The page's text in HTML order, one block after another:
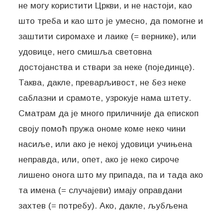
не могу користити Цркви, и не настоји, као
што треба и као што је умесно, да помогне и
заштити сиромахе и лаике (= вернике), или
удовице, него смишља световна
достојанства и ствари за неке (појединце).
Таква, дакле, преварљивост, не без неке
саблазни и срамоте, узрокује нама штету.
Сматрам да је много приличније да епископ
своју помоћ пружа ономе коме неко чини
насиље, или ако је некој удовици учињена
неправда, или, опет, ако је неко сироче
лишено онога што му припада, па и тада ако
та имена (= случајеви) имају оправдани
захтев (= потребу). Ако, дакле, љубљена